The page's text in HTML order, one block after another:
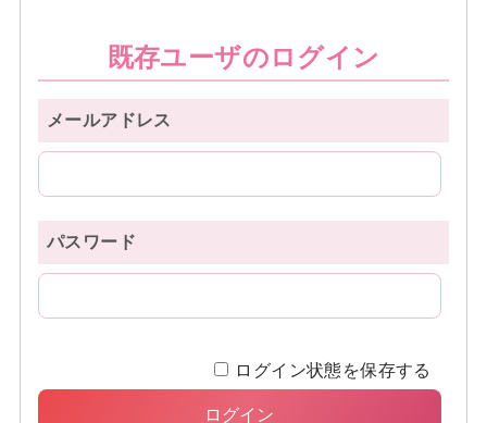
既存ユーザのログイン
メールアドレス
パスワード
ログイン状態を保存する